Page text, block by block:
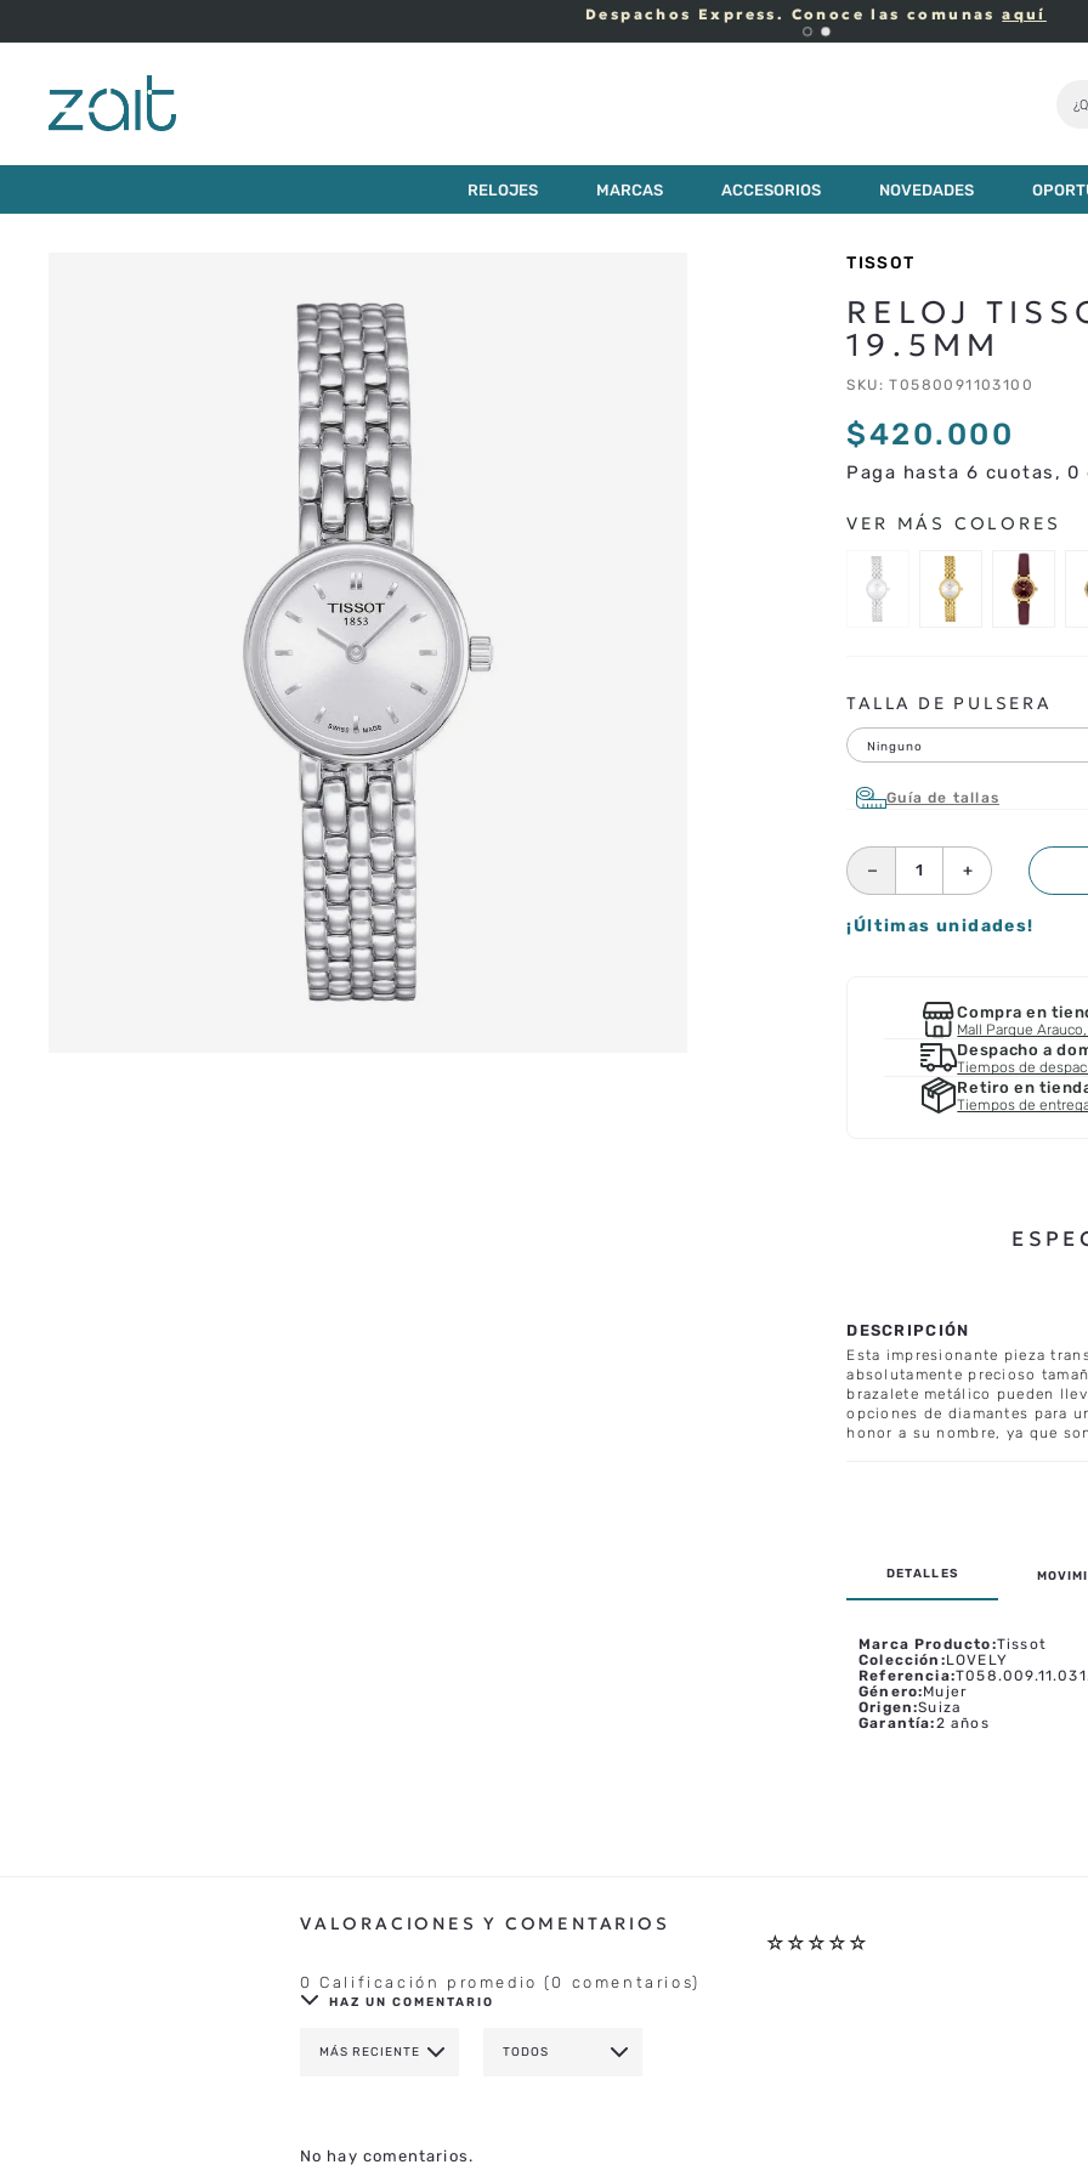
Despachos Express. Conoce las comunasaquí
RELOJES MARCAS ACCESORIOS NOVEDADES
RELOJ TISSOT LOVELY ROUND 19.5MM
TISSOT
RELOJ
19.5MM
SKU :T0580091103100
$420.000
Paga hasta 6 cuotas,
TALLA DE PULSERA
Ninguno
Guía de tallas
＋
－
¡Últimas unidades!
Compra en
Mall Parque
Despacho a
Tiempos de
Retiro en
Tiempos de
Esta impresionante pieza
absolutamente precioso
brazalete metálico pueden
opciones de diamantes para
honor a su nombre, ya que
Marca Producto:Tissot
Colección :LOVELY
Referencia:
Género:Mujer
Origen:Suiza
Garantía:2 años
☆ ☆ ☆ ☆ ☆
0 Calificación promedio (0 comentarios)
HAZ UN COMENTARIO
TÍTULO
MÁS RECIENTE TODOS
No hay comentarios.